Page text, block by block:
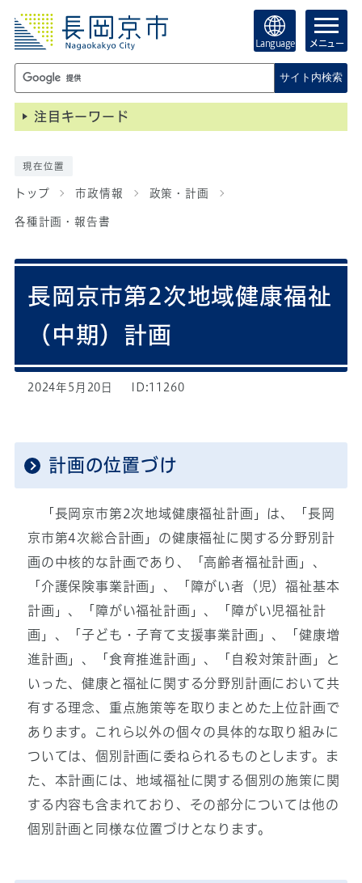
Language メニュー
サイト内検索
注目キーワード
現在位置
トップ 市政情報 政策・計画
各種計画・報告書
長岡京市第2次地域健康福祉
（中期）計画
2024年5月20日 ID:11260
計画の位置づけ
「長岡京市第2次地域健康福祉計画」は、「長岡
京市第4次総合計画」の健康福祉に関する分野別計
画の中核的な計画であり、「高齢者福祉計画」、
「介護保険事業計画」、「障がい者（児）福祉基本
計画」、「障がい福祉計画」、「障がい児福祉計
画」、「子ども・子育て支援事業計画」、「健康増
進計画」、「食育推進計画」、「自殺対策計画」と
いった、健康と福祉に関する分野別計画において共
有する理念、重点施策等を取りまとめた上位計画で
あります。これら以外の個々の具体的な取り組みに
ついては、個別計画に委ねられるものとします。ま
た、本計画には、地域福祉に関する個別の施策に関
する内容も含まれており、その部分については他の
個別計画と同様な位置づけとなります。